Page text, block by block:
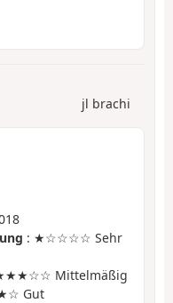
jl brachi
: ★☆☆☆☆ Sehr
Mittelmäßig
Gut